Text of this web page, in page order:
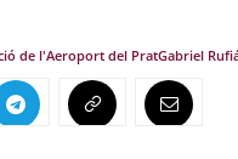
de l'Aeroport del PratGabriel